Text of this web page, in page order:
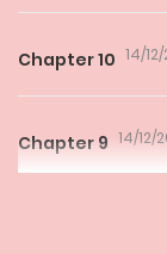
Chapter 10 14/
Chapter 9 14/12/